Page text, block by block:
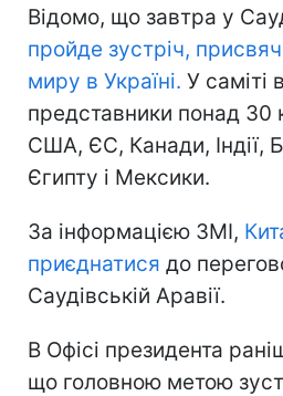
Відомо, що завтра у
пройде зустріч,
миру в Україні. У саміті
представники понад 30
США, ЄС, Канади, Індії,
Єгипту і Мексики.
За інформацією ЗМІ,
приєднатися до
Саудівській Аравії.
В Офісі президента
що головною метою